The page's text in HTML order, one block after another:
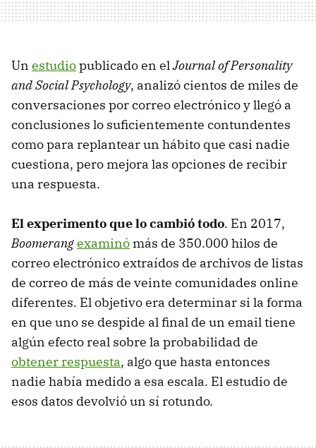
Un estudiopublicado en elJournal of Personality
and Social Psychology, analizó cientos de miles de
conversaciones por correo electrónico y llegó a
conclusiones lo suficientemente contundentes
como para replantear un hábito que casi nadie
cuestiona, pero mejora las opciones de recibir
una respuesta.
El experimento que lo cambió todo. En 2017,
Boomerangexaminó más de 350.000 hilos de
correo electrónico extraídos de archivos de listas
de correo de más de veinte comunidades online
diferentes. El objetivo era determinar si la forma
en que uno se despide al final de un email tiene
algún efecto real sobre la probabilidad de
obtener respuesta, algo que hasta entonces
nadie había medido a esa escala. El estudio de
esos datos devolvió un sí rotundo.